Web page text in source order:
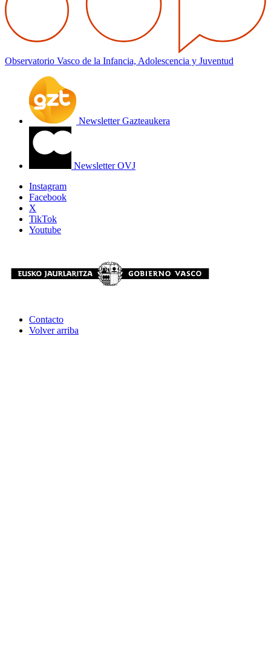
Observatorio Vasco de la Infancia, Adolescencia y Juventud
Newsletter Gazteaukera
Newsletter OVJ
Instagram
Facebook
X
TikTok
Youtube
Contacto
Volver arriba